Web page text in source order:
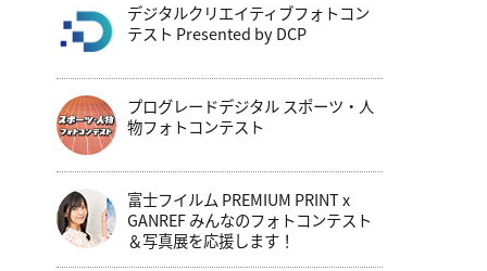
デジタルクリエイティブフォトコン
テスト Presented by DCP
プログレードデジタル スポーツ・人
物フォトコンテスト
富士フイルム PREMIUM PRINT x
GANREF みんなのフォトコンテスト
＆写真展を応援します！